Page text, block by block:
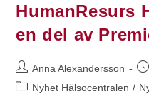
HumanResurs
en del av
Anna Alexandersson
Nyhet Hälsocentralen /